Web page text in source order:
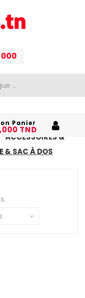
Panier
TND
ACCESSOIRES &
& SAC À DOS